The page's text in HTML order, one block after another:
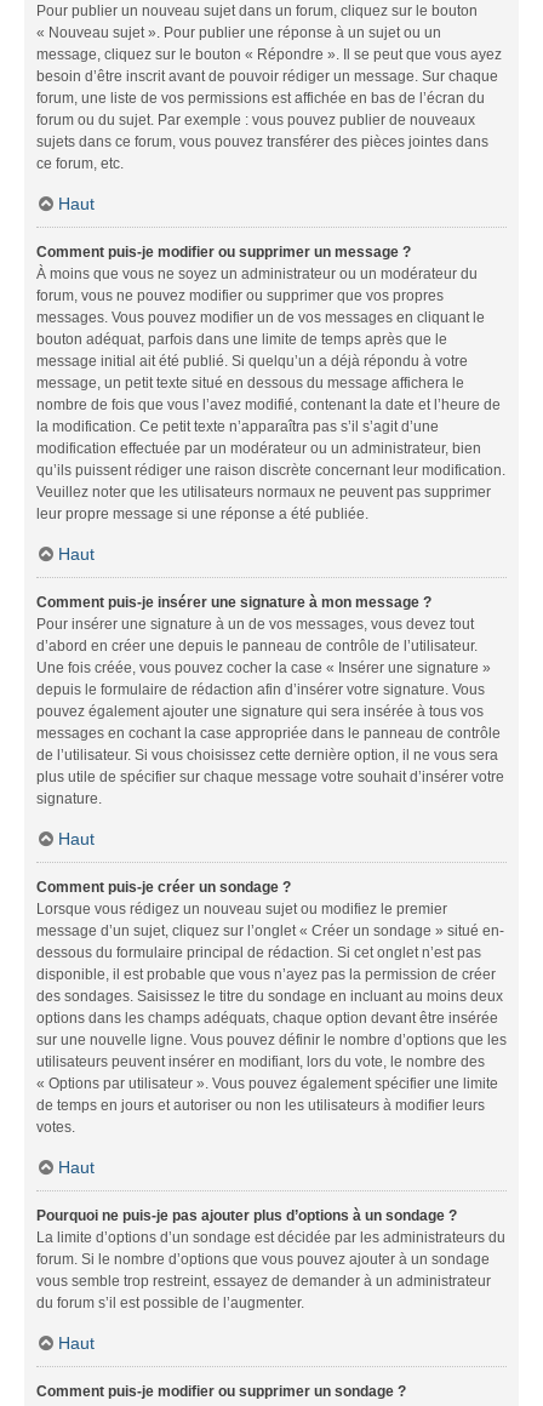
Pour publier un nouveau sujet dans un forum, cliquez sur le bouton
« Nouveau sujet ». Pour publier une réponse à un sujet ou un
message, cliquez sur le bouton « Répondre ». Il se peut que vous ayez
besoin d’être inscrit avant de pouvoir rédiger un message. Sur chaque
forum, une liste de vos permissions est affichée en bas de l’écran du
forum ou du sujet. Par exemple : vous pouvez publier de nouveaux
sujets dans ce forum, vous pouvez transférer des pièces jointes dans
ce forum, etc.
Haut
Comment puis-je modifier ou supprimer un message ?
À moins que vous ne soyez un administrateur ou un modérateur du
forum, vous ne pouvez modifier ou supprimer que vos propres
messages. Vous pouvez modifier un de vos messages en cliquant le
bouton adéquat, parfois dans une limite de temps après que le
message initial ait été publié. Si quelqu’un a déjà répondu à votre
message, un petit texte situé en dessous du message affichera le
nombre de fois que vous l’avez modifié, contenant la date et l’heure de
la modification. Ce petit texte n’apparaîtra pas s’il s’agit d’une
modification effectuée par un modérateur ou un administrateur, bien
qu’ils puissent rédiger une raison discrète concernant leur modification.
Veuillez noter que les utilisateurs normaux ne peuvent pas supprimer
leur propre message si une réponse a été publiée.
Haut
Comment puis-je insérer une signature à mon message ?
Pour insérer une signature à un de vos messages, vous devez tout
d’abord en créer une depuis le panneau de contrôle de l’utilisateur.
Une fois créée, vous pouvez cocher la case « Insérer une signature »
depuis le formulaire de rédaction afin d’insérer votre signature. Vous
pouvez également ajouter une signature qui sera insérée à tous vos
messages en cochant la case appropriée dans le panneau de contrôle
de l’utilisateur. Si vous choisissez cette dernière option, il ne vous sera
plus utile de spécifier sur chaque message votre souhait d’insérer votre
signature.
Haut
Comment puis-je créer un sondage ?
Lorsque vous rédigez un nouveau sujet ou modifiez le premier
message d’un sujet, cliquez sur l’onglet « Créer un sondage » situé en-
dessous du formulaire principal de rédaction. Si cet onglet n’est pas
disponible, il est probable que vous n’ayez pas la permission de créer
des sondages. Saisissez le titre du sondage en incluant au moins deux
options dans les champs adéquats, chaque option devant être insérée
sur une nouvelle ligne. Vous pouvez définir le nombre d’options que les
utilisateurs peuvent insérer en modifiant, lors du vote, le nombre des
« Options par utilisateur ». Vous pouvez également spécifier une limite
de temps en jours et autoriser ou non les utilisateurs à modifier leurs
votes.
Haut
Pourquoi ne puis-je pas ajouter plus d’options à un sondage ?
La limite d’options d’un sondage est décidée par les administrateurs du
forum. Si le nombre d’options que vous pouvez ajouter à un sondage
vous semble trop restreint, essayez de demander à un administrateur
du forum s’il est possible de l’augmenter.
Haut
Comment puis-je modifier ou supprimer un sondage ?